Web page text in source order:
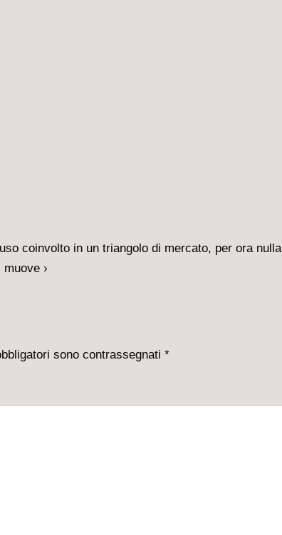
coinvolto in un triangolo di mercato, per ora nulla
muove ›
sono contrassegnati *